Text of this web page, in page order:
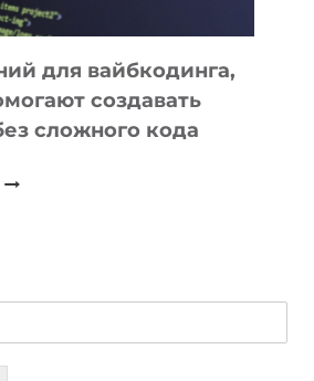
для вайбкодинга,
создавать
сложного кода